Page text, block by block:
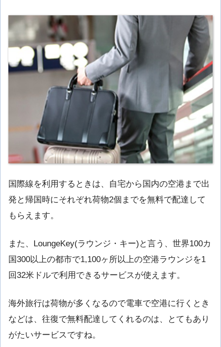
国際線を利用するときは、自宅から国内の空港まで出
発と帰国時にそれぞれ荷物2個までを無料で配達して
もらえます。
また、LoungeKey(ラウンジ・キー)と言う、世界100カ
国300以上の都市で1,100ヶ所以上の空港ラウンジを1
回32米ドルで利用できるサービスが使えます。
海外旅行は荷物が多くなるので電車で空港に行くとき
などは、往復で無料配達してくれるのは、とてもあり
がたいサービスですね。